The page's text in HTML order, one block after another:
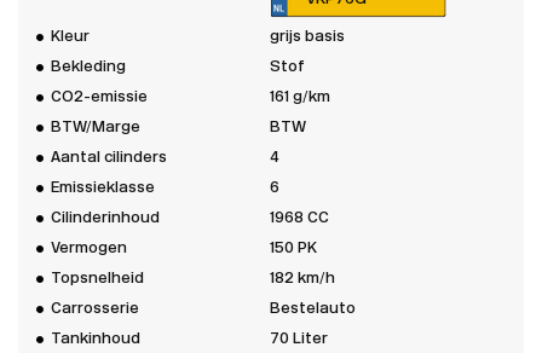
Kleur
grijs basis
Bekleding
Stof
CO2-emissie
161 g/km
BTW/Marge
BTW
Aantal cilinders
4
Emissieklasse
6
Cilinderinhoud
1968 CC
Vermogen
150 PK
Topsnelheid
182 km/h
Carrosserie
Bestelauto
Tankinhoud
70 Liter